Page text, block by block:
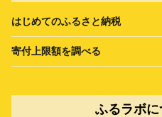
はじめてのふるさと納税
寄付上限額を調べる
ふるラボ